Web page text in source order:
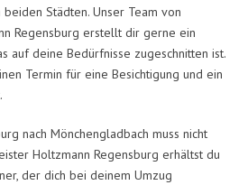
Städten. Unser Team von
Regensburg erstellt dir gerne ein
auf deine Bedürfnisse zugeschnitten ist.
Termin für eine Besichtigung und ein
nach Mönchengladbach muss nicht
Holtzmann Regensburg erhältst du
der dich bei deinem Umzug